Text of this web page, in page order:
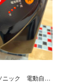
パナソニック 電動自転車 NKY514B02B バッテリーのみ